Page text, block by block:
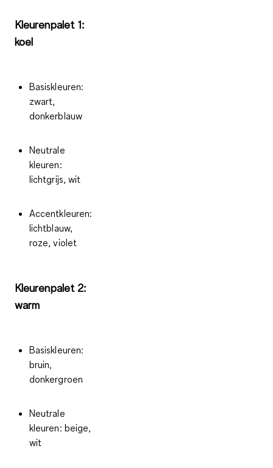
Kleurenpalet 1:
koel
Basiskleuren:
zwart,
donkerblauw
Neutrale
kleuren:
lichtgrijs, wit
Accentkleuren:
lichtblauw,
roze, violet
Kleurenpalet 2:
warm
Basiskleuren:
bruin,
donkergroen
Neutrale
kleuren: beige,
wit